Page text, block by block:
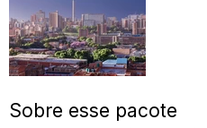
Sobre esse pacote